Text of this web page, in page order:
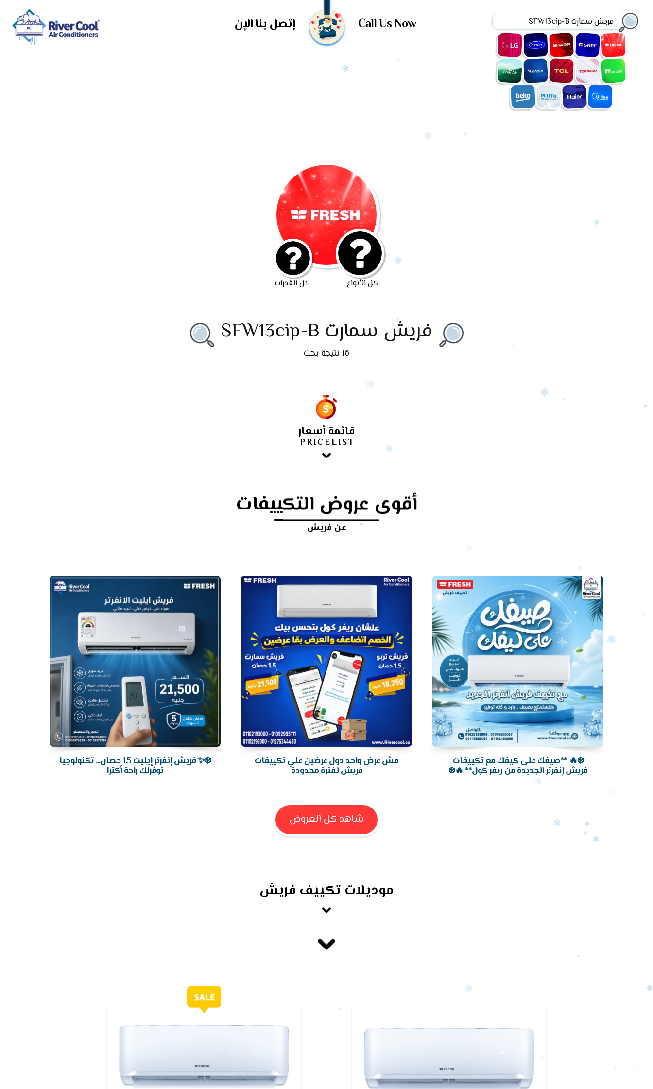
كل القدرات كل الأنواع
فريش سمارت SFW13cip-B
16 نتيجة بحث
قائمة أسعار
PRICELIST
أقوى عروض التكييفات
عن فريش
❄️✨ فريش إنفرتر إيليت 1.5 حصان... تكنولوجيا
توفرلك راحة أكتر!
مش عرض واحد دول عرضين علي تكييفات
فريش لفترة محدودة
❄️🔥 **صيفك على كيفك مع تكييفات
فريش إنفرتر الجديدة من ريفر كول** 🔥❄️
شاهد كل العروض
موديلات تكييف فريش
إتصل بنا الإن Call Us Now